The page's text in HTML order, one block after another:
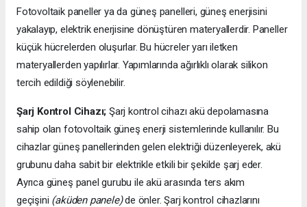
Fotovoltaik paneller ya da güneş panelleri, güneş enerjisini
yakalayıp, elektrik enerjisine dönüştüren materyallerdir. Paneller
küçük hücrelerden oluşurlar. Bu hücreler yarı iletken
materyallerden yapılırlar. Yapımlarında ağırlıklı olarak silikon
tercih edildiği söylenebilir.
Şarj Kontrol Cihazı; Şarj kontrol cihazı akü depolamasına
sahip olan fotovoltaik güneş enerji sistemlerinde kullanılır. Bu
cihazlar güneş panellerinden gelen elektriği düzenleyerek, akü
grubunu daha sabit bir elektrikle etkili bir şekilde şarj eder.
Ayrıca güneş panel gurubu ile akü arasında ters akım
geçişini (aküden panele)de önler. Şarj kontrol cihazlarını